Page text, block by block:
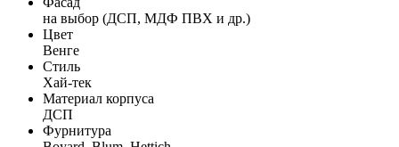
на выбор (ДСП, МДФ ПВХ и др.)
Цвет
Венге
Стиль
Хай-тек
Материал корпуса
ДСП
Фурнитура